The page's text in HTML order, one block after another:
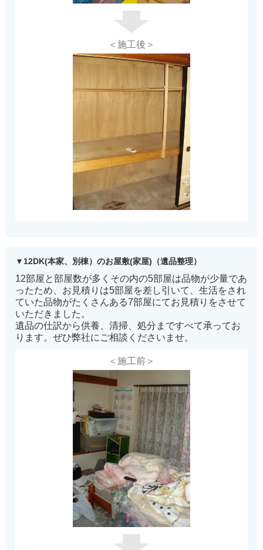
＜施工後＞
12DK(本家、別棟）のお屋敷(家屋)（遺品整理）
12部屋と部屋数が多くその内の5部屋は品物が少量であ
ったため、お見積りは5部屋を差し引いて、生活をされ
ていた品物がたくさんある7部屋にてお見積りをさせて
いただきました。
遺品の仕訳から供養、清掃、処分まですべて承ってお
ります。ぜひ弊社にご相談くださいませ。
＜施工前＞